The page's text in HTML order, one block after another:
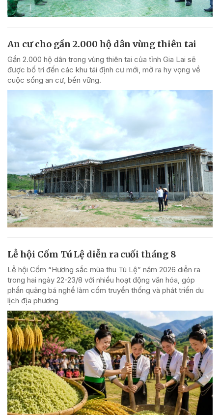
An cư cho gần 2.000 hộ dân vùng thiên tai
Gần 2.000 hộ dân trong vùng thiên tai của tỉnh Gia Lai sẽ
được bố trí đến các khu tái định cư mới, mở ra hy vọng về
cuộc sống an cư, bền vững.
Lễ hội Cốm Tú Lệ diễn ra cuối tháng 8
Lễ hội Cốm “Hương sắc mùa thu Tú Lệ” năm 2026 diễn ra
trong hai ngày 22-23/8 với nhiều hoạt động văn hóa, góp
phần quảng bá nghề làm cốm truyền thống và phát triển du
lịch địa phương